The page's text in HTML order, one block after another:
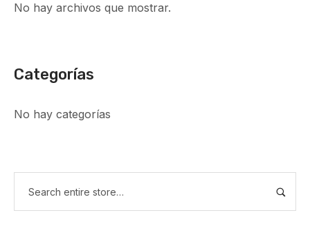
No hay archivos que mostrar.
Categorías
No hay categorías